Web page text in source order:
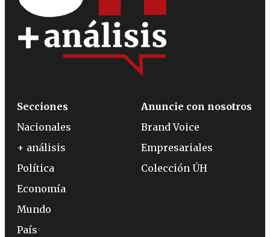
Secciones
Nacionales
+ análisis
Política
Economía
Mundo
País
Anuncie con nosotros
Brand Voice
Empresariales
Colección ÚH